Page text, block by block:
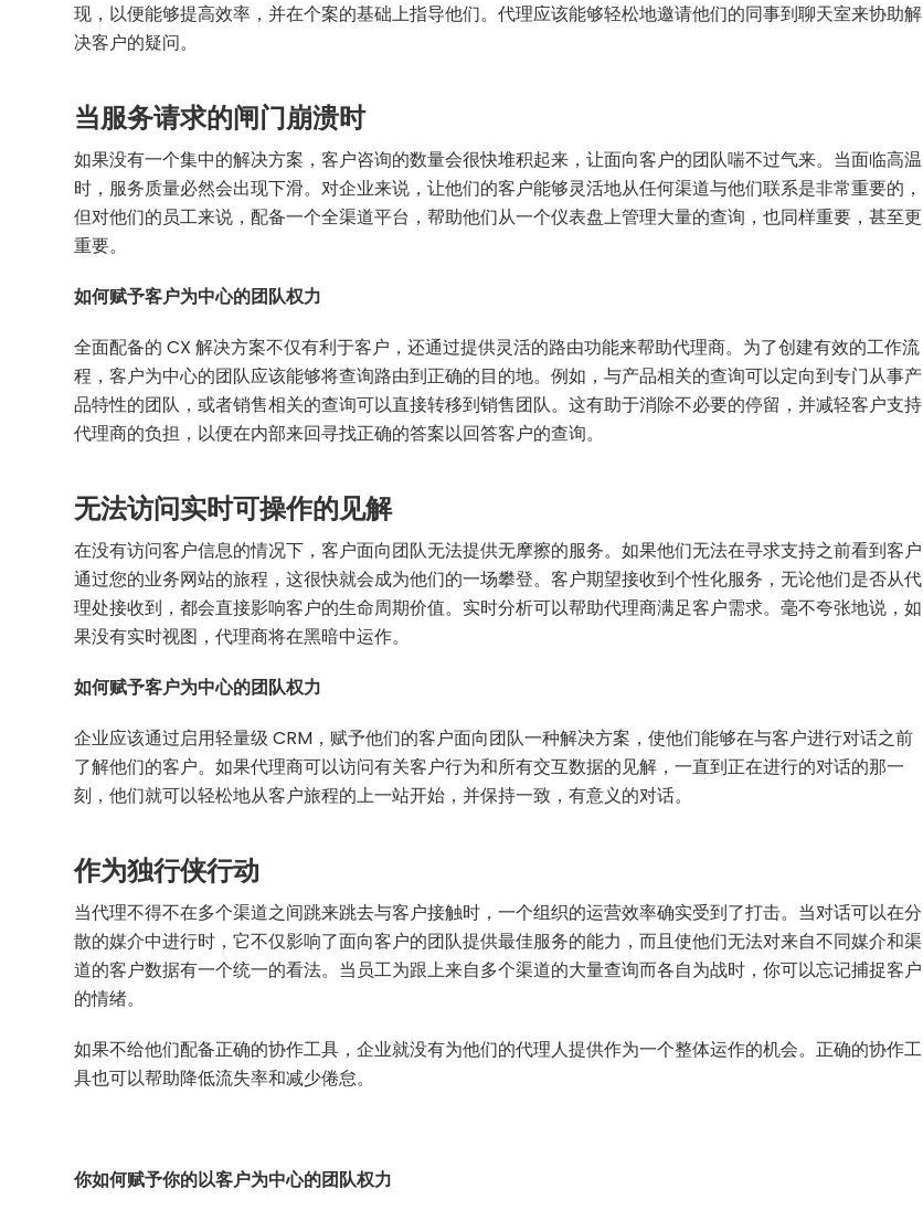
现，以便能够提高效率，并在个案的基础上指导他们。代理应该能够轻松地邀请他们的同事到聊天室来协助解
决客户的疑问。
当服务请求的闸门崩溃时
如果没有一个集中的解决方案，客户咨询的数量会很快堆积起来，让面向客户的团队喘不过气来。当面临高温
时，服务质量必然会出现下滑。对企业来说，让他们的客户能够灵活地从任何渠道与他们联系是非常重要的，
但对他们的员工来说，配备一个全渠道平台，帮助他们从一个仪表盘上管理大量的查询，也同样重要，甚至更
重要。
如何赋予客户为中心的团队权力
全面配备的 CX 解决方案不仅有利于客户，还通过提供灵活的路由功能来帮助代理商。为了创建有效的工作流
程，客户为中心的团队应该能够将查询路由到正确的目的地。例如，与产品相关的查询可以定向到专门从事产
品特性的团队，或者销售相关的查询可以直接转移到销售团队。这有助于消除不必要的停留，并减轻客户支持
代理商的负担，以便在内部来回寻找正确的答案以回答客户的查询。
无法访问实时可操作的见解
在没有访问客户信息的情况下，客户面向团队无法提供无摩擦的服务。如果他们无法在寻求支持之前看到客户
通过您的业务网站的旅程，这很快就会成为他们的一场攀登。客户期望接收到个性化服务，无论他们是否从代
理处接收到，都会直接影响客户的生命周期价值。实时分析可以帮助代理商满足客户需求。毫不夸张地说，如
果没有实时视图，代理商将在黑暗中运作。
如何赋予客户为中心的团队权力
企业应该通过启用轻量级 CRM，赋予他们的客户面向团队一种解决方案，使他们能够在与客户进行对话之前
了解他们的客户。如果代理商可以访问有关客户行为和所有交互数据的见解，一直到正在进行的对话的那一
刻，他们就可以轻松地从客户旅程的上一站开始，并保持一致，有意义的对话。
作为独行侠行动
当代理不得不在多个渠道之间跳来跳去与客户接触时，一个组织的运营效率确实受到了打击。当对话可以在分
散的媒介中进行时，它不仅影响了面向客户的团队提供最佳服务的能力，而且使他们无法对来自不同媒介和渠
道的客户数据有一个统一的看法。当员工为跟上来自多个渠道的大量查询而各自为战时，你可以忘记捕捉客户
的情绪。
如果不给他们配备正确的协作工具，企业就没有为他们的代理人提供作为一个整体运作的机会。正确的协作工
具也可以帮助降低流失率和减少倦怠。
你如何赋予你的以客户为中心的团队权力